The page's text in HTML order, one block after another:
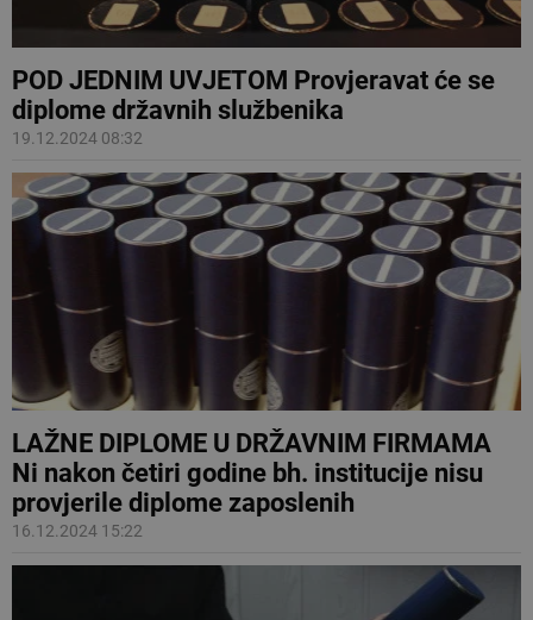
POD JEDNIM UVJETOM Provjeravat će se
diplome državnih službenika
19.12.2024 08:32
LAŽNE DIPLOME U DRŽAVNIM FIRMAMA
Ni nakon četiri godine bh. institucije nisu
provjerile diplome zaposlenih
16.12.2024 15:22